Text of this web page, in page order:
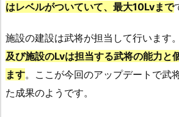
はレベルがついていて、最大10Lvまで
施設の建設は武将が担当して行います。
及び施設のLvは担当する武将の能力と
ます。ここが今回のアップデートで武
た成果のようです。